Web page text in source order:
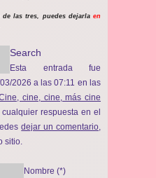
las tres, puedes dejarlaen
Search
Esta entrada fue
2026 a las 07:11 en las
cine, cine, más cine
cualquier respuesta en el
dejar un comentario
sitio.
Nombre (*)